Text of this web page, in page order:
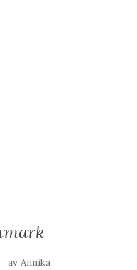
av Annika